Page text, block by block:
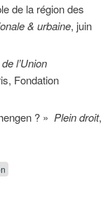
de la région des
& urbaine, juin
l’Union
Fondation
? » Plein droit,